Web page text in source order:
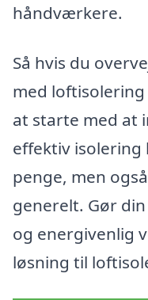
håndværkere.
Så hvis du
med
at starte med at
effektiv isolering
penge, men
generelt. Gør
og energivenlig
løsning til